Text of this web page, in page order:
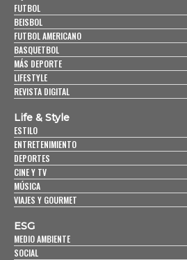
FUTBOL
BEISBOL
FUTBOL AMERICANO
BASQUETBOL
MÁS DEPORTE
LIFESTYLE
REVISTA DIGITAL
Life & Style
ESTILO
ENTRETENIMIENTO
DEPORTES
CINE Y TV
MÚSICA
VIAJES Y GOURMET
ESG
MEDIO AMBIENTE
SOCIAL